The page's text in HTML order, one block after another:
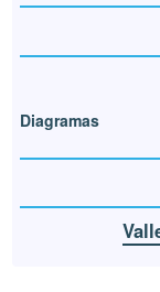
Diagramas